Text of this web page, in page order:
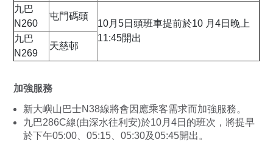
九巴
N260
屯門碼頭
10月5日頭班車提前於10 月4日晚上
11:45開出
九巴
N269
天慈邨
加強服務
新大嶼山巴士N38線將會因應乘客需求而加強服務。
九巴286C線(由深水往利安)於10月4日的班次，將提早
於下午05:00、05:15、05:30及05:45開出。